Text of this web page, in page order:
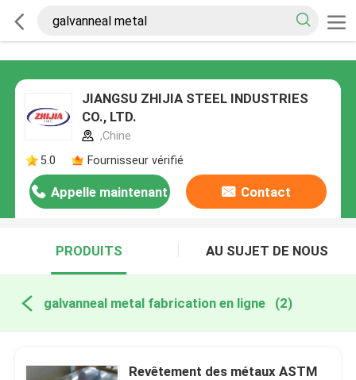
JIANGSU ZHIJIA STEEL INDUSTRIES
CO., LTD.
,Chine
5.0
Fournisseur vérifié
Appelle maintenant Contact
PRODUITS AU SUJET DE NOUS
galvanneal metal fabrication en ligne (2)
Revêtement des métaux ASTM